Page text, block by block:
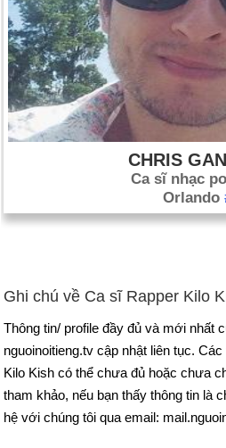
CHRIS
Ca sĩ nhạc
Orlando
Ghi chú về Ca sĩ Rapper Kilo
Thông tin/ profile đầy đủ và mới nhất
nguoinoitieng.tv cập nhật liên tục.
Kilo Kish có thể chưa đủ hoặc chưa
tham khảo, nếu bạn thấy thông tin là
hệ với chúng tôi qua email: